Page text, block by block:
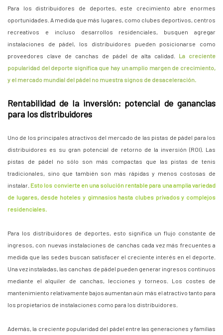
Para los distribuidores de deportes, este crecimiento abre enormes
oportunidades. A medida que más lugares, como clubes deportivos, centros
recreativos e incluso desarrollos residenciales, busquen agregar
instalaciones de pádel, los distribuidores pueden posicionarse como
proveedores clave de canchas de pádel de alta calidad. La creciente
popularidad del deporte significa que hay un amplio margen de crecimiento,
y el mercado mundial del pádel no muestra signos de desaceleración.
Rentabilidad de la inversión: potencial de ganancias
para los distribuidores
Uno de los principales atractivos del mercado de las pistas de pádel para los
distribuidores es su gran potencial de retorno de la inversión (ROI). Las
pistas de pádel no sólo son más compactas que las pistas de tenis
tradicionales, sino que también son más rápidas y menos costosas de
instalar. Esto los convierte en una solución rentable para una amplia variedad
de lugares, desde hoteles y gimnasios hasta clubes privados y complejos
residenciales.
Para los distribuidores de deportes, esto significa un flujo constante de
ingresos, con nuevas instalaciones de canchas cada vez más frecuentes a
medida que las sedes buscan satisfacer el creciente interés en el deporte.
Una vez instaladas, las canchas de pádel pueden generar ingresos continuos
mediante el alquiler de canchas, lecciones y torneos. Los costes de
mantenimiento relativamente bajos aumentan aún más el atractivo tanto para
los propietarios de instalaciones como para los distribuidores.
Además, la creciente popularidad del pádel entre las generaciones y familias